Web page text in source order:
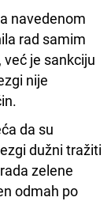
navedenom
rad samim
je sankciju
nije
da su
dužni tražiti
zelene
odmah po